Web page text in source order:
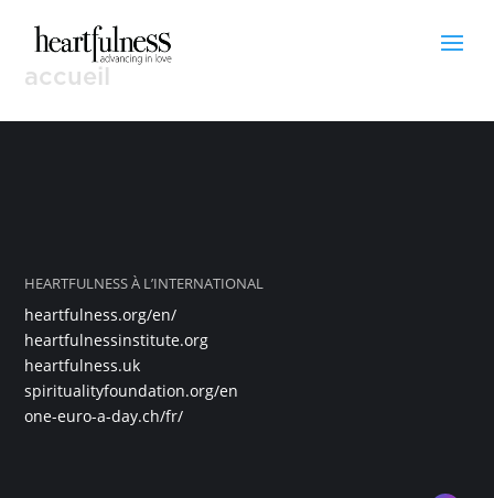
accueil
HEARTFULNESS À L’INTERNATIONAL
heartfulness.org/en/
heartfulnessinstitute.org
heartfulness.uk
spiritualityfoundation.org/en
one-euro-a-day.ch/fr/